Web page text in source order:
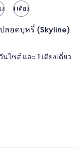
ง 1 เตียง
เพนท์เฮาส์, หลายเ
ลอดบุหรี่ (Skyline)
นไซส์ และ 1 เตียงเดี่ยว